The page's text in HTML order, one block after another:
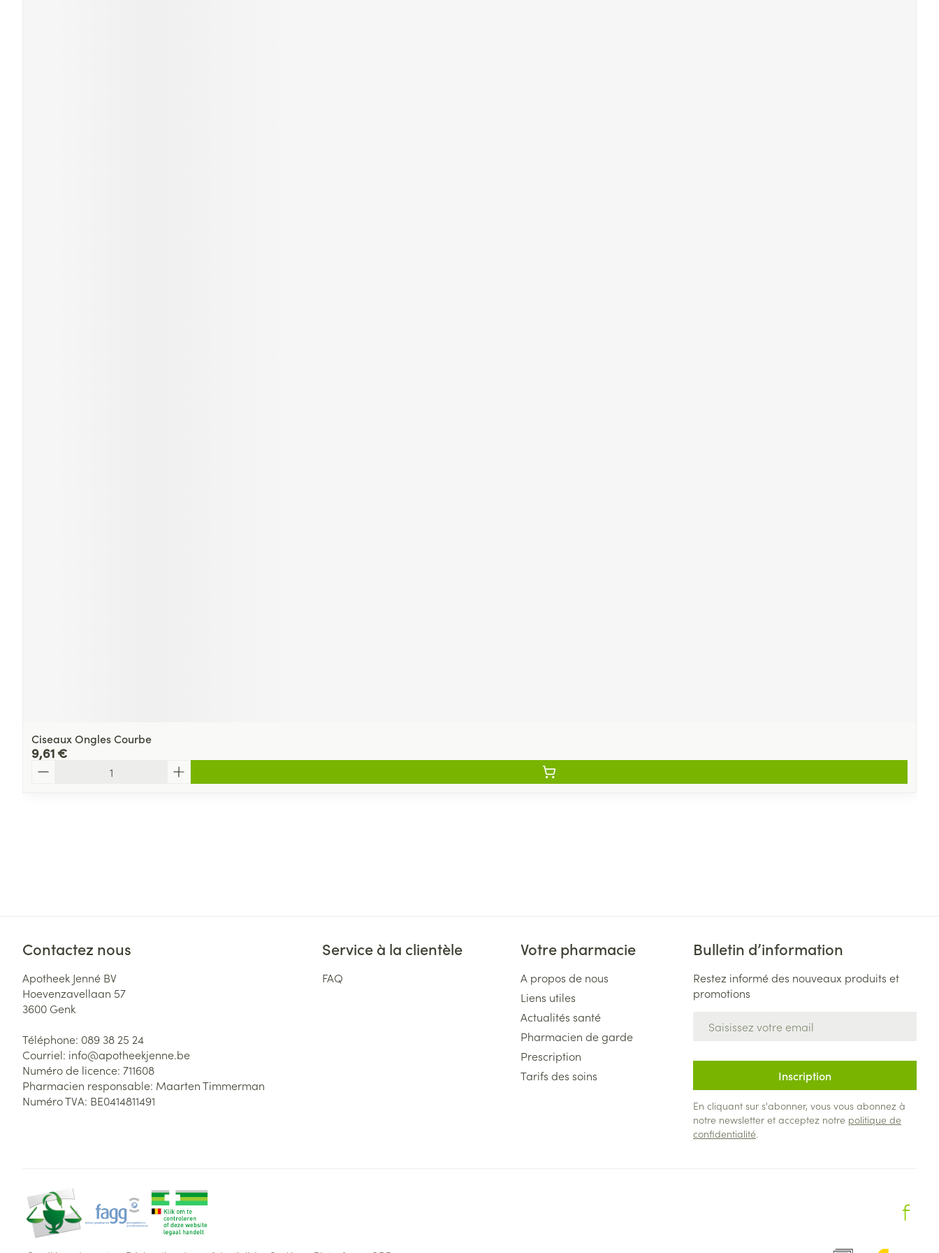
Ciseaux Ongles Courbe
9,61 €
Contactez nous
Apotheek Jenné BV
Hoevenzavellaan 57
3600 Genk
Téléphone: 089 38 25 24
Courriel: info@apotheekjenne.be
Numéro de licence: 711608
Pharmacien responsable: Maarten Timmerman
Numéro TVA: BE0414811491
Service à la clientèle
FAQ
Votre pharmacie
A propos de nous
Liens utiles
Actualités santé
Pharmacien de garde
Prescription
Tarifs des soins
Bulletin d’information
Restez informé des nouveaux produits et
promotions
Inscription
En cliquant sur s'abonner, vous vous abonnez à
notre newsletter et acceptez notre politique de
confidentialité.